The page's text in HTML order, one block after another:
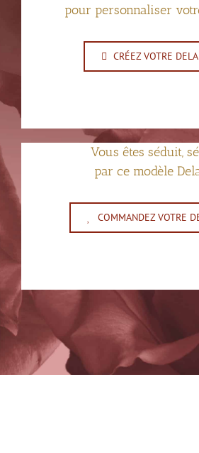
pour personnaliser
CRÉEZ VOTRE
Vous êtes séduit,
par ce modèle
COMMANDEZ VOTRE